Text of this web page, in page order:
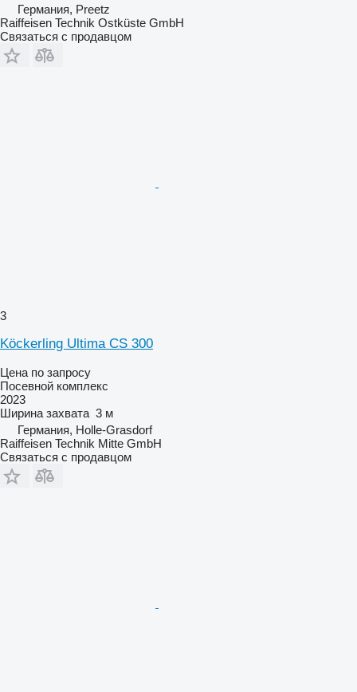
Германия, Preetz
Raiffeisen Technik Ostküste GmbH
Связаться с продавцом
3
Köckerling Ultima CS 300
Цена по запросу
Посевной комплекс
2023
Ширина захвата 3 м
Германия, Holle-Grasdorf
Raiffeisen Technik Mitte GmbH
Связаться с продавцом